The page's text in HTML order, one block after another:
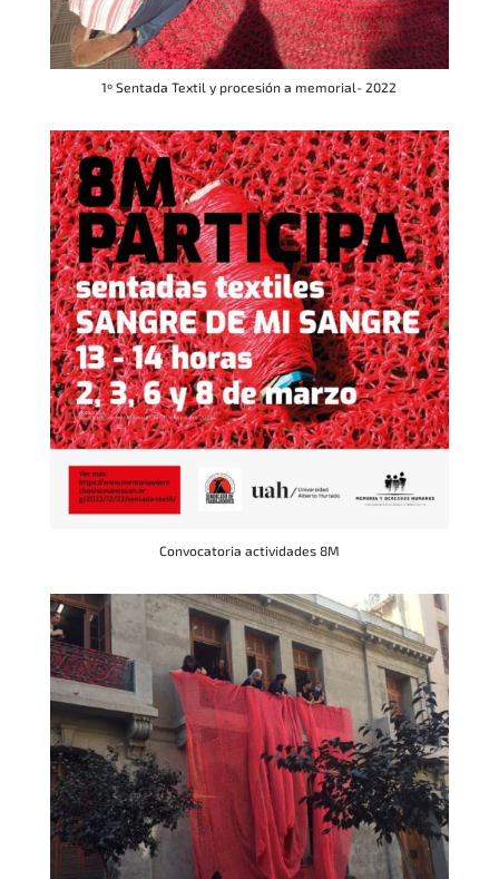
1º Sentada Textil y procesión a memorial- 2022
Convocatoria actividades 8M